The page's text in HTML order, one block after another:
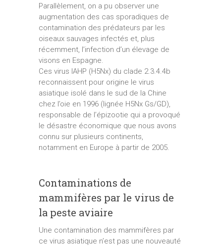
Parallèlement, on a pu observer une
augmentation des cas sporadiques de
contamination des prédateurs par les
oiseaux sauvages infectés et, plus
récemment, l’infection d’un élevage de
visons en Espagne.
Ces virus IAHP (H5Nx) du clade 2.3.4.4b
reconnaissent pour origine le virus
asiatique isolé dans le sud de la Chine
chez l’oie en 1996 (lignée H5Nx Gs/GD),
responsable de l’épizootie qui a provoqué
le désastre économique que nous avons
connu sur plusieurs continents,
notamment en Europe à partir de 2005.
Contaminations de
mammifères par le virus de
la peste aviaire
Une contamination des mammifères par
ce virus asiatique n’est pas une nouveauté